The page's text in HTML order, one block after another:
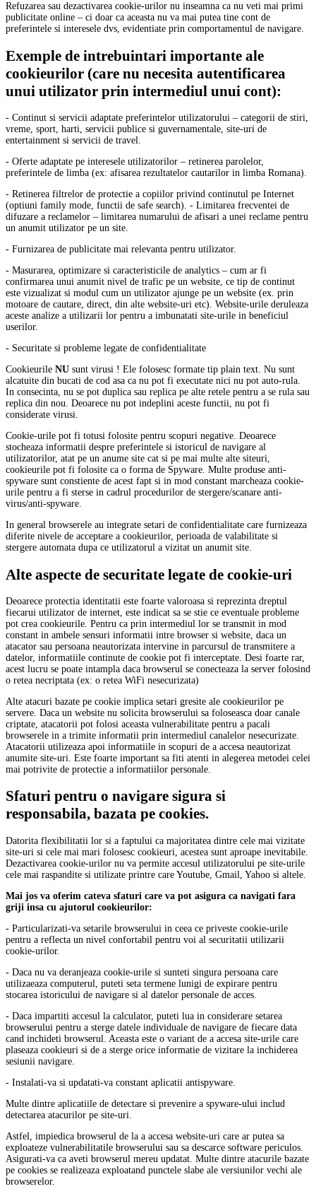
Refuzarea sau dezactivarea cookie-urilor nu inseamna ca nu veti mai primi
publicitate online – ci doar ca aceasta nu va mai putea tine cont de
preferintele si interesele dvs, evidentiate prin comportamentul de navigare.
Exemple de intrebuintari importante ale
cookieurilor (care nu necesita autentificarea
unui utilizator prin intermediul unui cont):
- Continut si servicii adaptate preferintelor utilizatorului – categorii de stiri,
vreme, sport, harti, servicii publice si guvernamentale, site-uri de
entertainment si servicii de travel.
- Oferte adaptate pe interesele utilizatorilor – retinerea parolelor,
preferintele de limba (ex: afisarea rezultatelor cautarilor in limba Romana).
- Retinerea filtrelor de protectie a copiilor privind continutul pe Internet
(optiuni family mode, functii de safe search). - Limitarea frecventei de
difuzare a reclamelor – limitarea numarului de afisari a unei reclame pentru
un anumit utilizator pe un site.
- Furnizarea de publicitate mai relevanta pentru utilizator.
- Masurarea, optimizare si caracteristicile de analytics – cum ar fi
confirmarea unui anumit nivel de trafic pe un website, ce tip de continut
este vizualizat si modul cum un utilizator ajunge pe un website (ex. prin
motoare de cautare, direct, din alte website-uri etc). Website-urile deruleaza
aceste analize a utilizarii lor pentru a imbunatati site-urile in beneficiul
userilor.
- Securitate si probleme legate de confidentialitate
Cookieurile NU sunt virusi ! Ele folosesc formate tip plain text. Nu sunt
alcatuite din bucati de cod asa ca nu pot fi executate nici nu pot auto-rula.
In consecinta, nu se pot duplica sau replica pe alte retele pentru a se rula sau
replica din nou. Deoarece nu pot indeplini aceste functii, nu pot fi
considerate virusi.
Cookie-urile pot fi totusi folosite pentru scopuri negative. Deoarece
stocheaza informatii despre preferintele si istoricul de navigare al
utilizatorilor, atat pe un anume site cat si pe mai multe alte siteuri,
cookieurile pot fi folosite ca o forma de Spyware. Multe produse anti-
spyware sunt constiente de acest fapt si in mod constant marcheaza cookie-
urile pentru a fi sterse in cadrul procedurilor de stergere/scanare anti-
virus/anti-spyware.
In general browserele au integrate setari de confidentialitate care furnizeaza
diferite nivele de acceptare a cookieurilor, perioada de valabilitate si
stergere automata dupa ce utilizatorul a vizitat un anumit site.
Alte aspecte de securitate legate de cookie-uri
Deoarece protectia identitatii este foarte valoroasa si reprezinta dreptul
fiecarui utilizator de internet, este indicat sa se stie ce eventuale probleme
pot crea cookieurile. Pentru ca prin intermediul lor se transmit in mod
constant in ambele sensuri informatii intre browser si website, daca un
atacator sau persoana neautorizata intervine in parcursul de transmitere a
datelor, informatiile continute de cookie pot fi interceptate. Desi foarte rar,
acest lucru se poate intampla daca browserul se conecteaza la server folosind
o retea necriptata (ex: o retea WiFi nesecurizata)
Alte atacuri bazate pe cookie implica setari gresite ale cookieurilor pe
servere. Daca un website nu solicita browserului sa foloseasca doar canale
criptate, atacatorii pot folosi aceasta vulnerabilitate pentru a pacali
browserele in a trimite informatii prin intermediul canalelor nesecurizate.
Atacatorii utilizeaza apoi informatiile in scopuri de a accesa neautorizat
anumite site-uri. Este foarte important sa fiti atenti in alegerea metodei celei
mai potrivite de protectie a informatiilor personale.
Sfaturi pentru o navigare sigura si
responsabila, bazata pe cookies.
Datorita flexibilitatii lor si a faptului ca majoritatea dintre cele mai vizitate
site-uri si cele mai mari folosesc cookieuri, acestea sunt aproape inevitabile.
Dezactivarea cookie-urilor nu va permite accesul utilizatorului pe site-urile
cele mai raspandite si utilizate printre care Youtube, Gmail, Yahoo si altele.
Mai jos va oferim cateva sfaturi care va pot asigura ca navigati fara
griji insa cu ajutorul cookieurilor:
- Particularizati-va setarile browserului in ceea ce priveste cookie-urile
pentru a reflecta un nivel confortabil pentru voi al securitatii utilizarii
cookie-urilor.
- Daca nu va deranjeaza cookie-urile si sunteti singura persoana care
utilizaeaza computerul, puteti seta termene lunigi de expirare pentru
stocarea istoricului de navigare si al datelor personale de acces.
- Daca impartiti accesul la calculator, puteti lua in considerare setarea
browserului pentru a sterge datele individuale de navigare de fiecare data
cand inchideti browserul. Aceasta este o variant de a accesa site-urile care
plaseaza cookieuri si de a sterge orice informatie de vizitare la inchiderea
sesiunii navigare.
- Instalati-va si updatati-va constant aplicatii antispyware.
Multe dintre aplicatiile de detectare si prevenire a spyware-ului includ
detectarea atacurilor pe site-uri.
Astfel, impiedica browserul de la a accesa website-uri care ar putea sa
exploateze vulnerabilitatile browserului sau sa descarce software periculos.
Asigurati-va ca aveti browserul mereu updatat. Multe dintre atacurile bazate
pe cookies se realizeaza exploatand punctele slabe ale versiunilor vechi ale
browserelor.